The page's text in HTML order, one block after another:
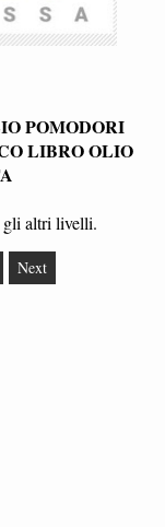
POMODORI
LIBRO OLIO
gli altri livelli.
Next